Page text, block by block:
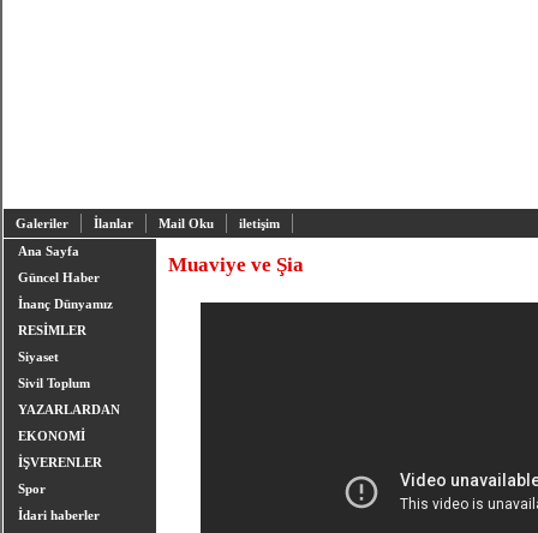
Galeriler İlanlar Mail Oku
iletişim
Ana Sayfa
Güncel Haber
İnanç Dünyamız
RESİMLER
Siyaset
Sivil Toplum
YAZARLARDAN
EKONOMİ
İŞVERENLER
Spor
İdari haberler
Muaviye ve Şia